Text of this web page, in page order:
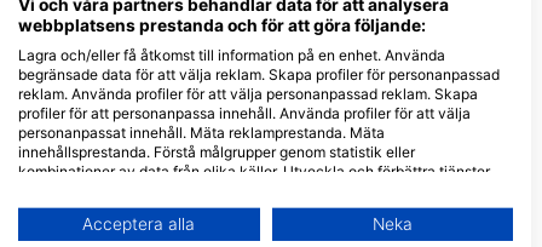
Porto Mari Dive Center, Porto Mari Extra N.V.
Playa Porto Mari, 5999
Willibrordus, Curacao
Central Dive Curacao
Veldweg 3, 0000
Julianadorp, Curacao
Kaya Andeifi 36, 0000
Willemstad, Curacao
Kaya Perugia 11,
Willemstad,
Goby Divers
Willemstad,
00000 Willemstad,
Granaatappelweg
0000 Willemstad,
Vi och våra partners behandlar data för att analysera
webbplatsens prestanda och för att göra följande:
Lagra och/eller få åtkomst till information på en enhet. Använda
begränsade data för att välja reklam. Skapa profiler för personanpassad
reklam. Använda profiler för att välja personanpassad reklam. Skapa
profiler för att personanpassa innehåll. Använda profiler för att välja
personanpassat innehåll. Mäta reklamprestanda. Mäta
innehållsprestanda. Förstå målgrupper genom statistik eller
kombinationer av data från olika källor. Utveckla och förbättra tjänster.
Du hittar mer information om hur Google använder data här:
https://business.safety.google/privacy/
Acceptera alla Neka